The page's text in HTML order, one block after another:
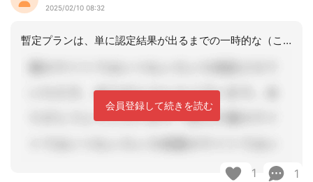
2025/02/10 08:32
暫定プランは、単に認定結果が出るまでの一時的な（この間の給付を保険給付対象とする
会員登録して続きを読む
1 1